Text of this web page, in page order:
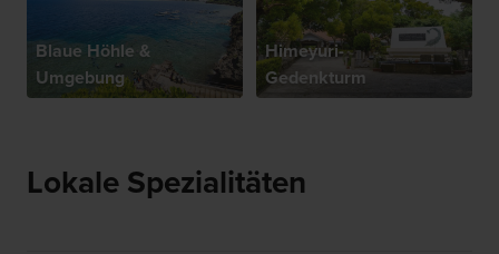
Blaue Höhle &
Umgebung
Himeyuri-
Gedenkturm
Lokale Spezialitäten